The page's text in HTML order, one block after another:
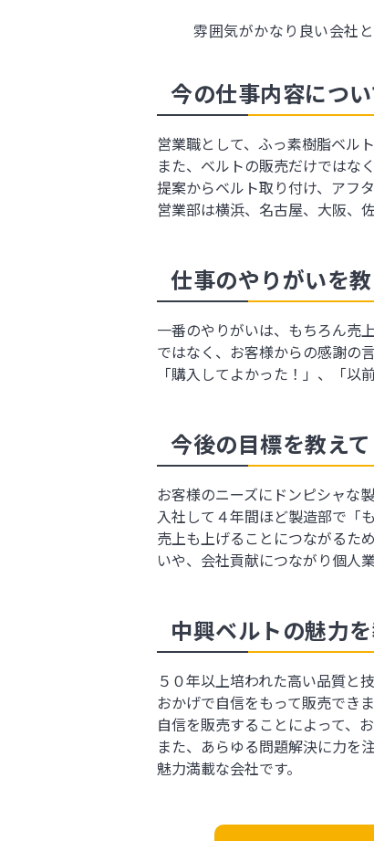
雰囲気がかなり良い会社と
今の仕事内容につい
営業職として、ふっ素樹脂ベル
また、ベルトの販売だけではな
提案からベルト取り付け、アフ
営業部は横浜、名古屋、大阪、
仕事のやりがいを
一番のやりがいは、もちろん売
ではなく、お客様からの感謝の
「購入してよかった！」、「以
今後の目標を教え
お客様のニーズにドンピシャな
入社して４年間ほど製造部で「
売上も上げることにつながるた
いや、会社貢献につながり個人
中興ベルトの魅力
５０年以上培われた高い品質と
おかげで自信をもって販売できま
自信を販売することによって、
また、あらゆる問題解決に力を
魅力満載な会社です。